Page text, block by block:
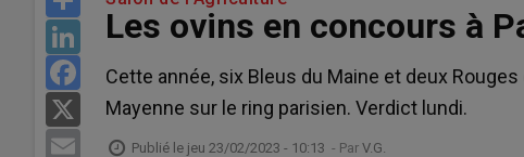
LinkedIn
Facebook
Email
Les ovins en concours à
Cette année, six Bleus du Maine et deux
Mayenne sur le ring parisien. Verdict lundi.
Publié le jeu 23/02/2023 - 10:13 - Par V.G.